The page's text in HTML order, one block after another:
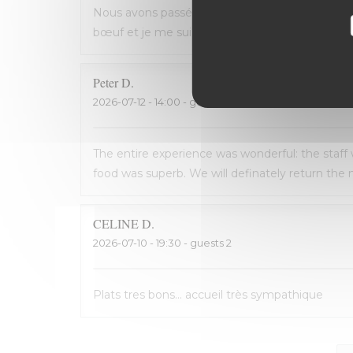
Nous avons passé une excellente soirée,
bœuf et je me suis régalé. Les frites étaient
PeterD
2026-07-12 - 14:00 - guests 2
The entire experience was wonderful: the
food was superb. We will definately return the
CELINED
2026-07-10 - 19:30 - guests 2
Plats tres bons... accueil très sympathique